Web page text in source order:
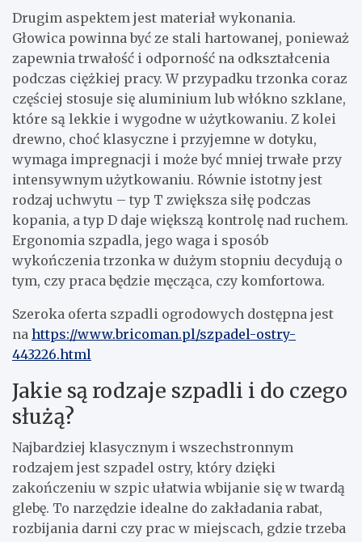
Drugim aspektem jest materiał wykonania.
Głowica powinna być ze stali hartowanej, ponieważ
zapewnia trwałość i odporność na odkształcenia
podczas ciężkiej pracy. W przypadku trzonka coraz
częściej stosuje się aluminium lub włókno szklane,
które są lekkie i wygodne w użytkowaniu. Z kolei
drewno, choć klasyczne i przyjemne w dotyku,
wymaga impregnacji i może być mniej trwałe przy
intensywnym użytkowaniu. Równie istotny jest
rodzaj uchwytu – typ T zwiększa siłę podczas
kopania, a typ D daje większą kontrolę nad ruchem.
Ergonomia szpadla, jego waga i sposób
wykończenia trzonka w dużym stopniu decydują o
tym, czy praca będzie męcząca, czy komfortowa.
Szeroka oferta szpadli ogrodowych dostępna jest
na https://www.bricoman.pl/szpadel-ostry-
443226.html
Jakie są rodzaje szpadli i do czego
służą?
Najbardziej klasycznym i wszechstronnym
rodzajem jest szpadel ostry, który dzięki
zakończeniu w szpic ułatwia wbijanie się w twardą
glebę. To narzędzie idealne do zakładania rabat,
rozbijania darni czy prac w miejscach, gdzie trzeba